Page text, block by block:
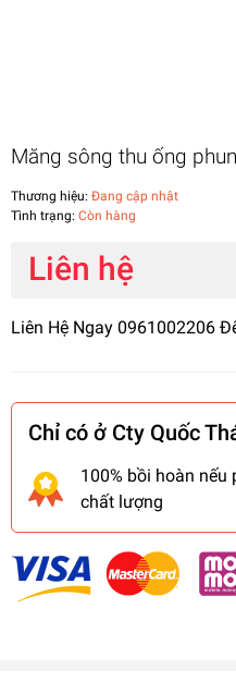
Măng sông thu ống
Thương hiệu: Đang cập nhật
Tình trạng: Còn hàng
Liên hệ
Liên Hệ Ngay 0961002206
Chỉ có ở Cty Quốc
100% bồi hoàn nếu
chất lượng